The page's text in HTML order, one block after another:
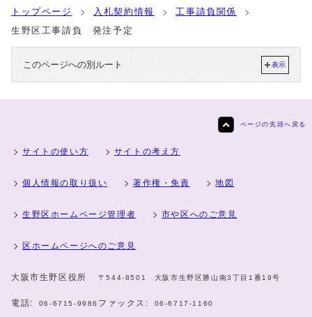
トップページ 入札契約情報
工事請負関係
生野区工事請負 発注予定
このページへの別ルート 表示
ページの先頭へ戻る
サイトの使い方 サイトの考え方
個人情報の取り扱い 著作権・免責 地図
生野区ホームページ管理者 市や区へのご意見
区ホームページへのご意見
大阪市生野区役所 〒544-8501 大阪市生野区勝山南3丁目1番19号
電話: 06-6715-9986 ファックス: 06-6717-1160